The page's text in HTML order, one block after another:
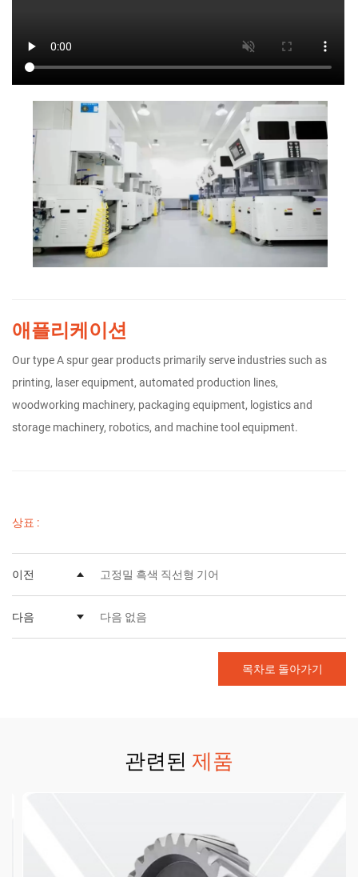
애플리케이션
Our type A spur gear products primarily serve industries such as
printing, laser equipment, automated production lines,
woodworking machinery, packaging equipment, logistics and
storage machinery, robotics, and machine tool equipment.
상표 :
이전 고정밀 흑색 직선형 기어
다음 다음 없음
목차로 돌아가기
관련된 제품